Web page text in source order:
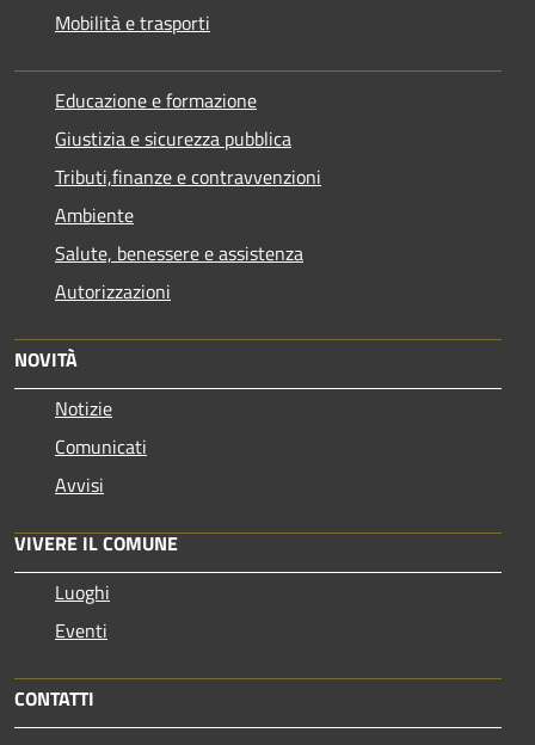
Mobilità e trasporti
Educazione e formazione
Giustizia e sicurezza pubblica
Tributi,finanze e contravvenzioni
Ambiente
Salute, benessere e assistenza
Autorizzazioni
NOVITÀ
Notizie
Comunicati
Avvisi
VIVERE IL COMUNE
Luoghi
Eventi
CONTATTI